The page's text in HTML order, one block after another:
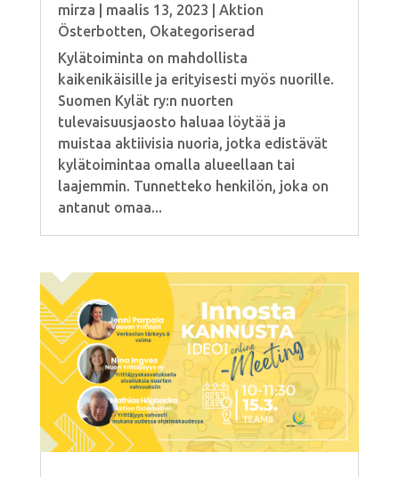
mirza maalis 13, 2023
Aktion
Österbotten, Okategoriserad
Kylätoiminta on mahdollista
kaikenikäisille ja erityisesti myös nuorille.
Suomen Kylät ry:n nuorten
tulevaisuusjaosto haluaa löytää ja
muistaa aktiivisia nuoria, jotka edistävät
kylätoimintaa omalla alueellaan tai
laajemmin. Tunnetteko henkilön, joka on
antanut omaa...